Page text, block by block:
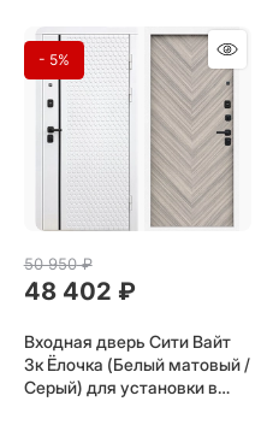
- 5%
50 950 ₽
48 402 ₽
Входная дверь Сити Вайт
3к Ёлочка (Белый матовый /
Серый) для установки в